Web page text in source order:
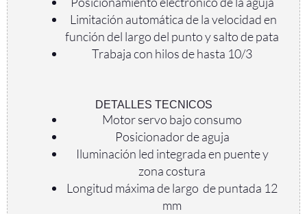
Limitación automática de la velocidad en
función del largo del punto y salto de pata
Trabaja con hilos de hasta 10/3
DETALLES TECNICOS
Motor servo bajo consumo
Posicionador de aguja
Iluminación led integrada en puente y
zona costura
Longitud máxima de largo de puntada 12
mm